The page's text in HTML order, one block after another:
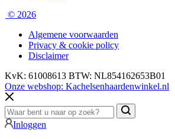
© 2026
Algemene voorwaarden
Privacy & cookie policy
Disclaimer
KvK: 61008613 BTW: NL854162653B01
Onze webshop: Kachelsenhaardenwinkel.nl
Inloggen